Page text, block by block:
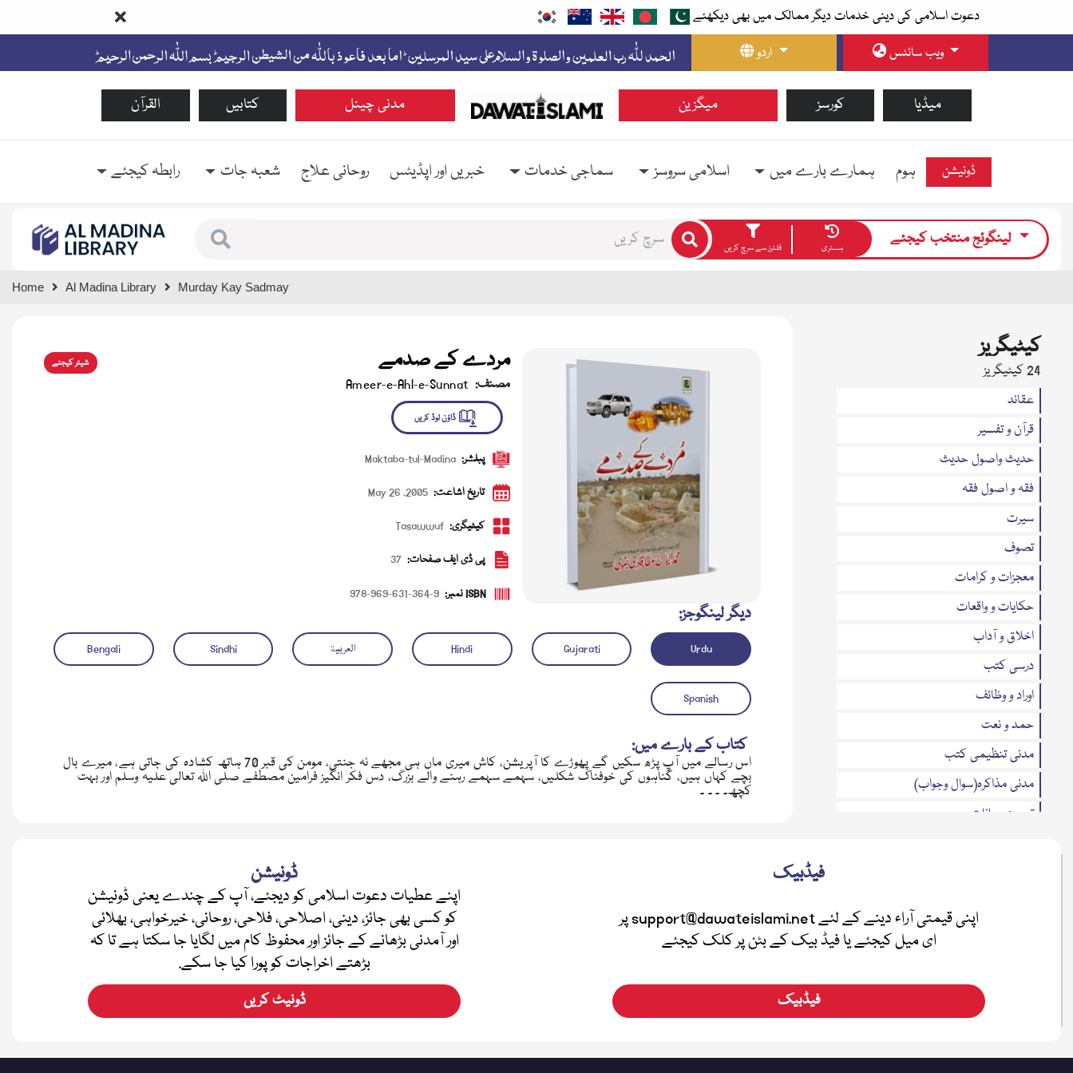
دعوت اسلامی کی دینی خدمات دیگر ممالک میں بھی دیکھئے
اردو
ویب سائٹس
القرآن کتابیں مدنی چینل میگزین کورسز میڈیا
ہوم ہمارے بارے میں اسلامی سروسز سماجی خدمات خبریں اور اپڈیٹس روحانی علاج شعبہ جات رابطہ کیجئے ڈونیشن
فلٹرز سے سرچ کریں ہسٹری لینگوئج منتخب کیجئے
Home Al Madina Library Murday Kay Sadmay
کیٹیگریز
24 کیٹیگریز
عقائد
قرآن و تفسیر
حدیث واصول حدیث
فقہ و اصول فقہ
سیرت
تصوف
معجزات و کرامات
حکایات و واقعات
اخلاق و آداب
درسی کتب
اوراد و وظائف
حمد و نعت
مدنی تنظیمی کتب
مدنی مذاکرہ(سوال وجواب)
تحریری بیانات
معرفۃ القرآن
نیکی کی دعوت
مردے کے صدمے شیئر کیجئے
مصنف: Ameer-e-Ahl-e-Sunnat
ڈاؤن لوڈ کریں
پبلشر: Maktaba-tul-Madina
تاریخ اشاعت: May 26 ,2005
کیٹیگری: Tasawwuf
پی ڈی ایف صفحات: 37
ISBN نمبر: 978-969-631-364-9
دیگر لینگوجز:
Urdu
Gujarati
Hindi العربية Sindhi
Bengali
Spanish
کتاب کے بارے میں:
اس رسالے میں آپ پڑھ سکیں گے پھوڑے کا آپریشن، کاش میری ماں ہی مجھے نہ جنتی، مومن کی قبر 70 ہاتھ کشادہ کی جاتی ہے، میرے بال
بچے کہاں ہیں، گناہوں کی خوفناک شکلیں، سہمے سہمے رہنے والے بزرگ، دس فکر انگیز فرامین مصطفے صلی اللہ تعالی علیہ وسلم اور بہت
کچھ۔ ۔ ۔ ۔
فیڈبیک
اپنی قیمتی آراء دینے کے لئے support@dawateislami.net پر
ای میل کیجئے یا فیڈ بیک کے بٹن پر کلک کیجئے
فیڈبیک
ڈونیشن
اپنے عطیات دعوت اسلامی کو دیجئے، آپ کے چندے یعنی ڈونیشن
کو کسی بھی جائز، دینی، اصلاحی، فلاحی، روحانی، خیرخواہی، بھلائی
اور آمدنی بڑھانے کے جائز اور محفوظ کام میں لگایا جا سکتا ہے تا کہ
بڑھتے اخراجات کو پورا کیا جا سکے.
ڈونیٹ کریں